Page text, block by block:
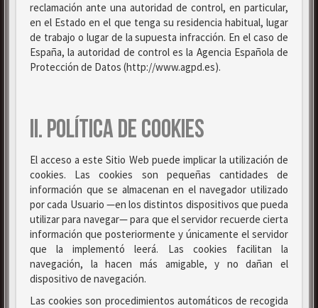
reclamación ante una autoridad de control, en particular,
en el Estado en el que tenga su residencia habitual, lugar
de trabajo o lugar de la supuesta infracción. En el caso de
España, la autoridad de control es la Agencia Española de
Protección de Datos (http://www.agpd.es).
II. POLÍTICA DE COOKIES
El acceso a este Sitio Web puede implicar la utilización de
cookies. Las cookies son pequeñas cantidades de
información que se almacenan en el navegador utilizado
por cada Usuario —en los distintos dispositivos que pueda
utilizar para navegar— para que el servidor recuerde cierta
información que posteriormente y únicamente el servidor
que la implementó leerá. Las cookies facilitan la
navegación, la hacen más amigable, y no dañan el
dispositivo de navegación.
Las cookies son procedimientos automáticos de recogida